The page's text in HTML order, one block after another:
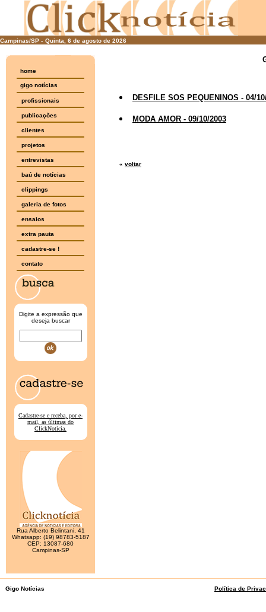
Campinas/SP - Quinta, 6 de agosto de 2026
home
gigo notícias
profissionais
publicações
clientes
projetos
entrevistas
baú de notícias
clippings
galeria de fotos
ensaios
extra pauta
cadastre-se !
contato
Digite a expressão que
deseja buscar
Cadastre-se e receba, por e-
mail, as últimas do
ClickNotícia.
Rua Alberto Belintani, 41
Whatsapp: (19) 98783-5187
CEP: 13087-680
Campinas-SP
DESFILE SOS PEQUENINOS - 04/
MODA AMOR - 09/10/2003
« voltar
Gigo Notícias Política de